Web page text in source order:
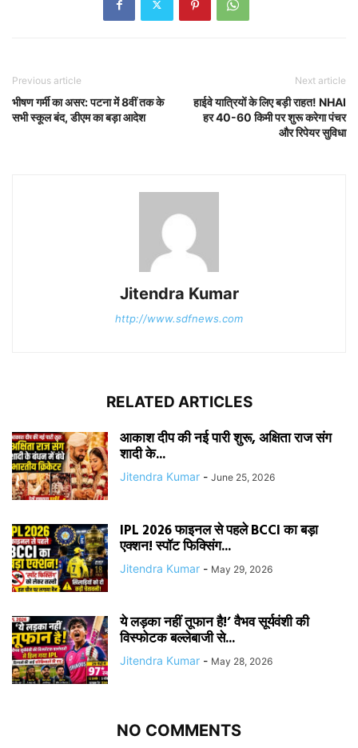
Previous article
भीषण गर्मी का असर: पटना में 8वीं तक के
सभी स्कूल बंद, डीएम का बड़ा आदेश
Next article
हाईवे यात्रियों के लिए बड़ी राहत! NHAI
हर 40-60 किमी पर शुरू करेगा पंचर
और रिपेयर सुविधा
Jitendra Kumar
http://www.sdfnews.com
RELATED ARTICLES
आकाश दीप की नई पारी शुरू, अक्षिता राज संग
शादी के...
Jitendra Kumar - June 25, 2026
IPL 2026 फाइनल से पहले BCCI का बड़ा
एक्शन! स्पॉट फिक्सिंग...
Jitendra Kumar - May 29, 2026
ये लड़का नहीं तूफान है!’ वैभव सूर्यवंशी की
विस्फोटक बल्लेबाजी से...
Jitendra Kumar - May 28, 2026
NO COMMENTS